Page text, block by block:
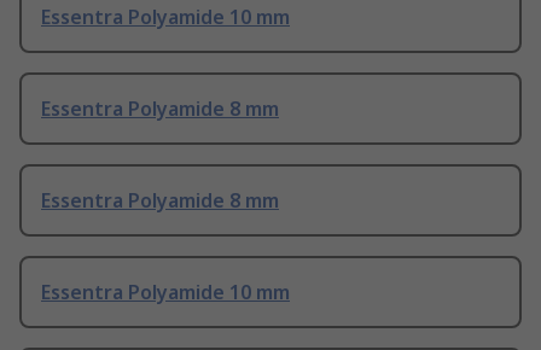
Essentra Polyamide 10 mm
Essentra Polyamide 8 mm
Essentra Polyamide 8 mm
Essentra Polyamide 10 mm